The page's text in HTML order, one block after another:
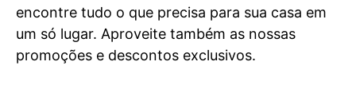
encontre tudo o que precisa para sua casa em
um só lugar. Aproveite também as nossas
promoções e descontos exclusivos.